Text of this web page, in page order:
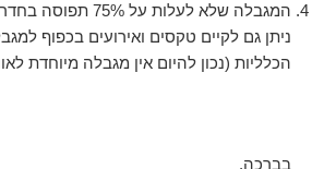
המגבלה שלא לעלות על
ניתן גם לקיים טקסים ואירועים בכפוף
הכלליות (נכון להיום אין מגבלה מיוחדת
בברכה,